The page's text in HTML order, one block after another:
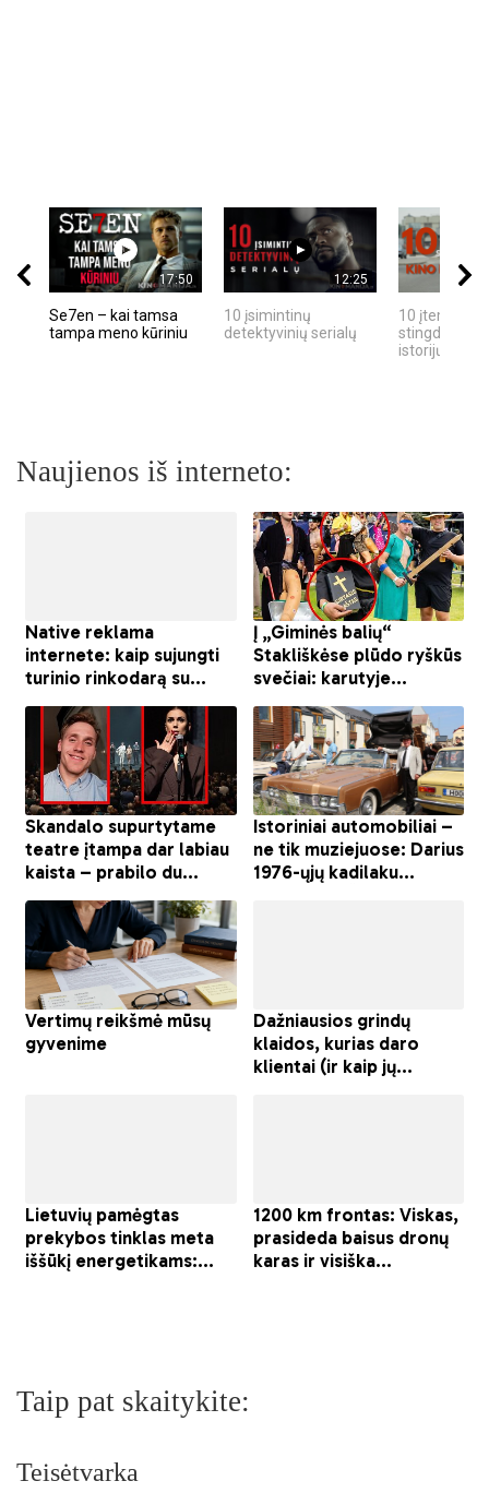
17:50
Se7en – kai tamsa
tampa meno kūriniu
12:25
10 įsimintinų
detektyvinių serialų
10 įtemptų,
stingdančių
istorijų
Naujienos iš interneto:
Taip pat skaitykite:
Teisėtvarka